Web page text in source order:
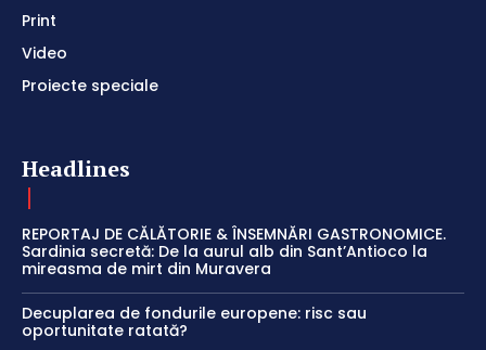
Print
Video
Proiecte speciale
Headlines
REPORTAJ DE CĂLĂTORIE & ÎNSEMNĂRI GASTRONOMICE.
Sardinia secretă: De la aurul alb din Sant’Antioco la
mireasma de mirt din Muravera
Decuplarea de fondurile europene: risc sau
oportunitate ratată?